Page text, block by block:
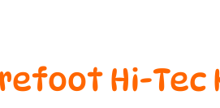
Hi-Tec